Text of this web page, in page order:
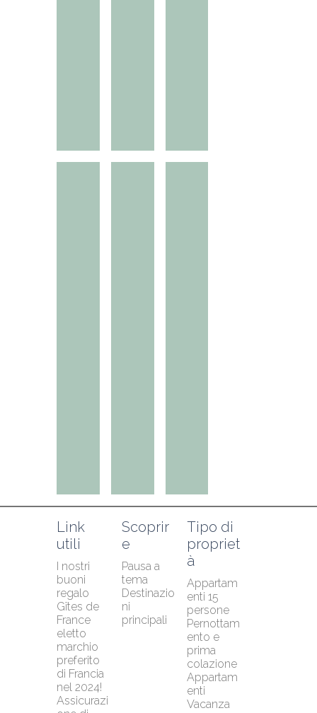
Link
utili
I nostri
buoni
regalo
Gîtes de
France
eletto
marchio
preferito
di Francia
nel 2024!
Assicurazi
Scoprir
e
Pausa a
tema
Destinazio
ni
principali
Tipo di
propriet
à
Appartam
enti 15
persone
Pernottam
ento e
prima
colazione
Appartam
enti
Vacanza